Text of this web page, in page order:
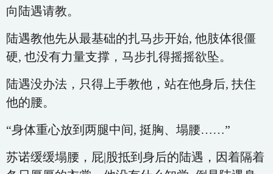
向陆遇请教。
陆遇教他先从最基础的扎马步开始, 他肢体很僵
硬, 也没有力量支撑，马步扎得摇摇欲坠。
陆遇没办法，只得上手教他，站在他身后, 扶住
他的腰。
“身体重心放到两腿中间, 挺胸、塌腰……”
苏诺缓缓塌腰，屁|股抵到身后的陆遇，因着隔着